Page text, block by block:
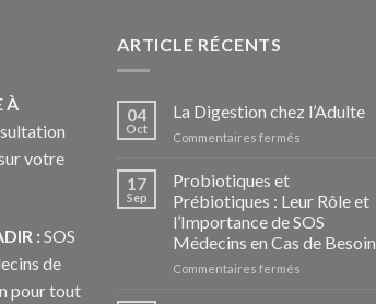
À
votre
: SOS
de
pour tout
ARTICLE RÉCENTS
04
Oct
La Digestion chez l’Adulte
Commentaires fermés
l’Adulte
17
Sep
Probiotiques et
Prébiotiques : Leur Rôle et
l’Importance de SOS
Médecins en Cas de Besoin
Commentaires fermés